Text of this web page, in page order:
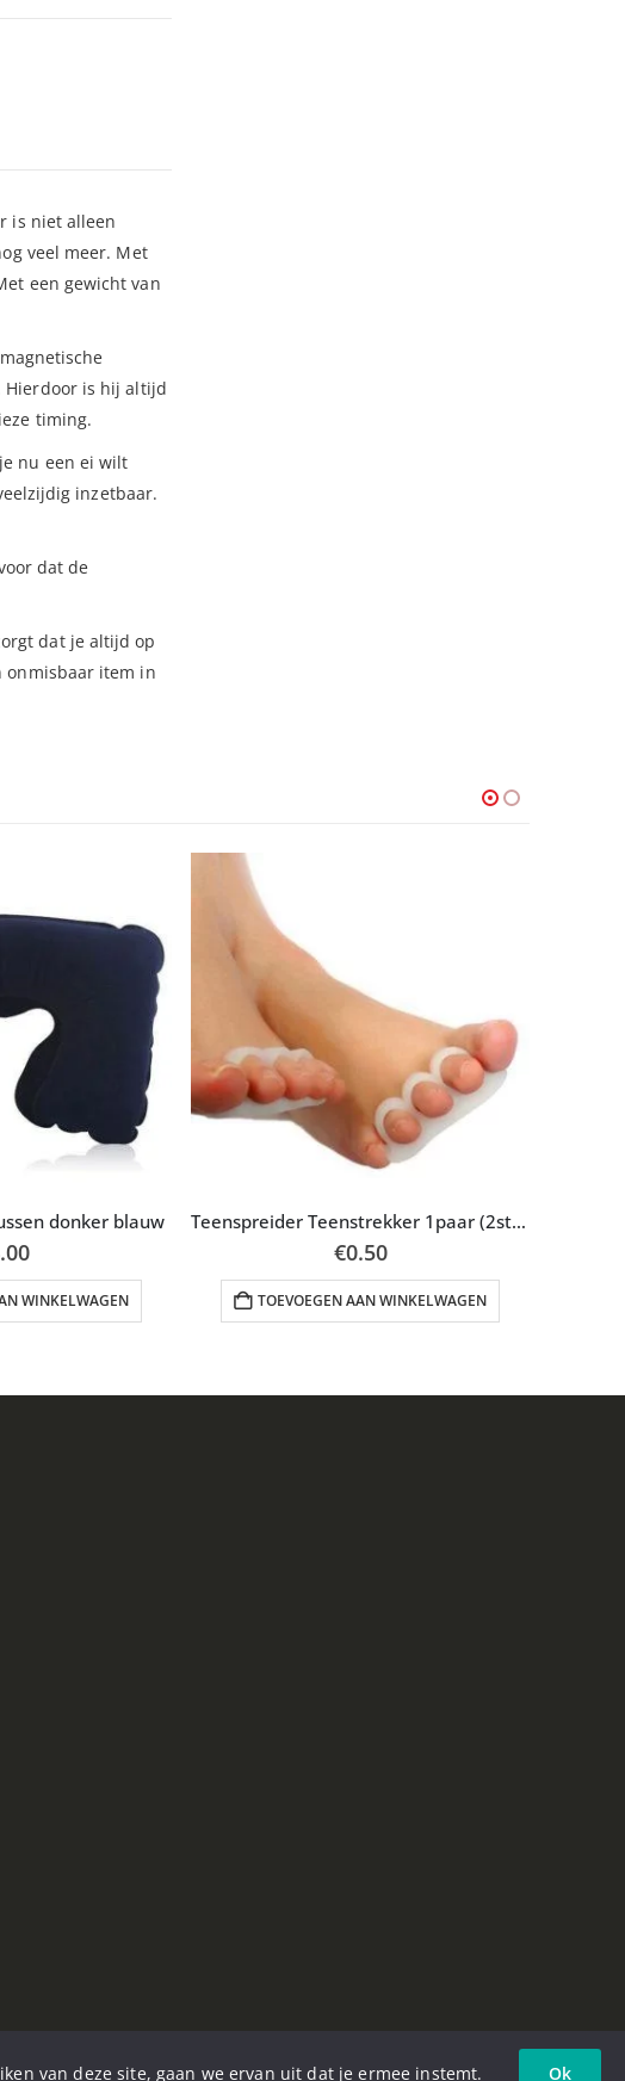
is niet alleen
veel meer. Met
een gewicht van
Hierdoor is hij altijd
timing.
nu een ei wilt
inzetbaar.
dat de
dat je altijd op
onmisbaar item in
donker blauw
WINKELWAGEN
Teenspreider Teenstrekker 1paar (2stuks)
€0.50
TOEVOEGEN AAN WINKELWAGEN
van deze site, gaan we ervan uit dat je ermee instemt. Ok